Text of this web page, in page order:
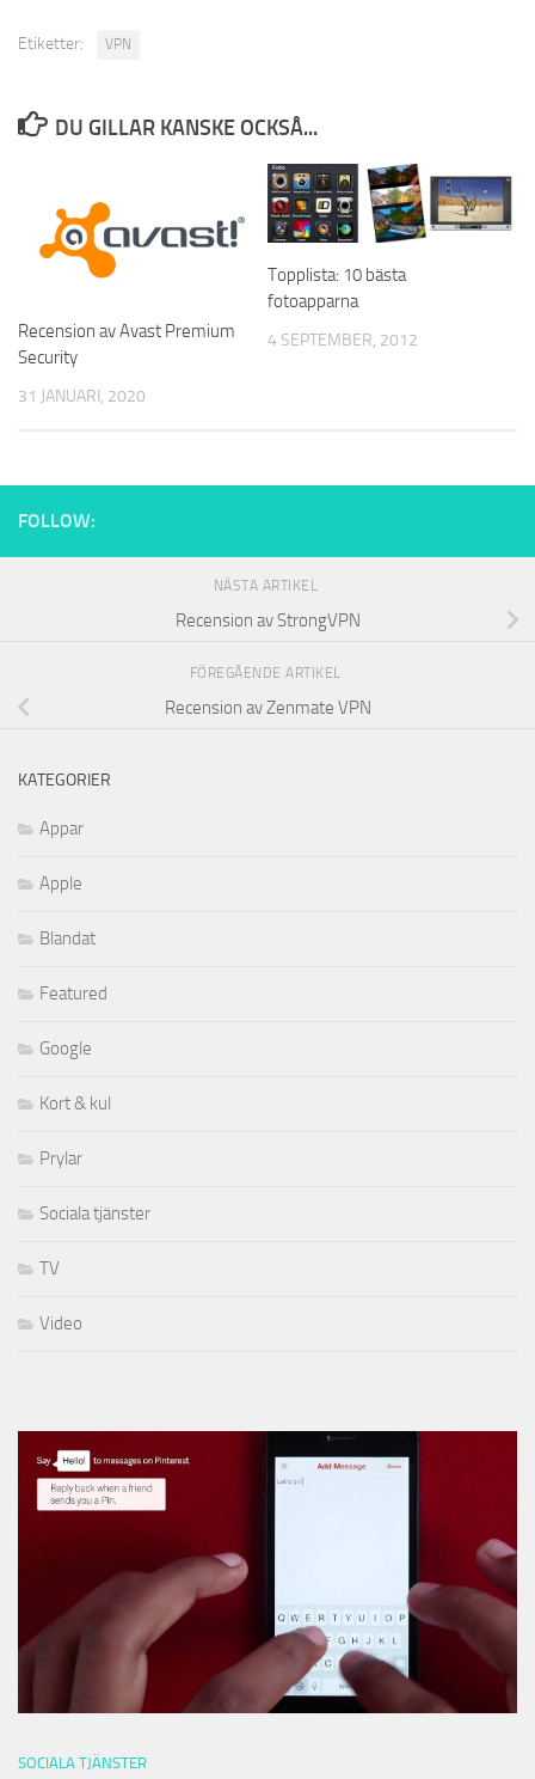
Etiketter: VPN
DU GILLAR KANSKE OCKSÅ...
Recension av Avast Premium
Security
31 JANUARI, 2020
Topplista: 10 bästa
fotoapparna
4 SEPTEMBER, 2012
FOLLOW:
NÄSTA ARTIKEL
Recension av StrongVPN
FÖREGÅENDE ARTIKEL
Recension av Zenmate VPN
KATEGORIER
Appar
Apple
Blandat
Featured
Google
Kort & kul
Prylar
Sociala tjänster
TV
Video
SOCIALA TJÄNSTER